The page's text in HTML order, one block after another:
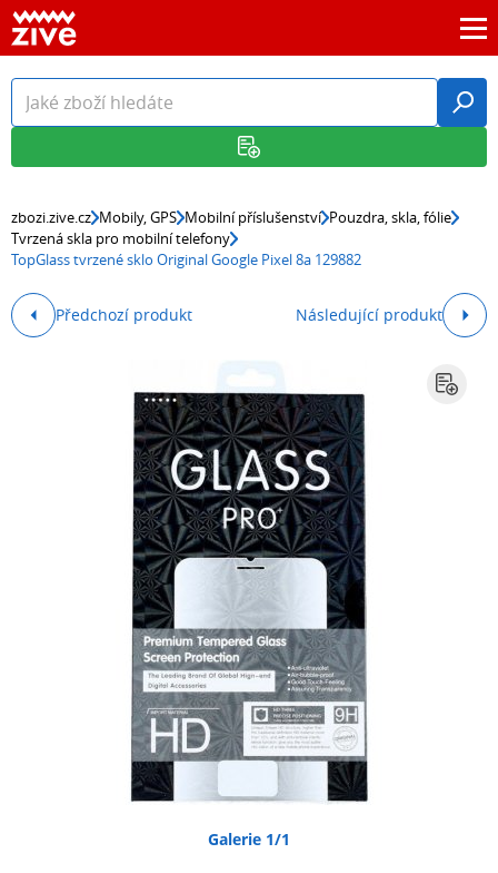
zbozi.zive.cz Mobily, GPS Mobilní příslušenství Pouzdra, skla, fólie
Tvrzená skla pro mobilní telefony
TopGlass tvrzené sklo Original Google Pixel 8a 129882
Předchozí produkt Následující produkt
Galerie 1/1